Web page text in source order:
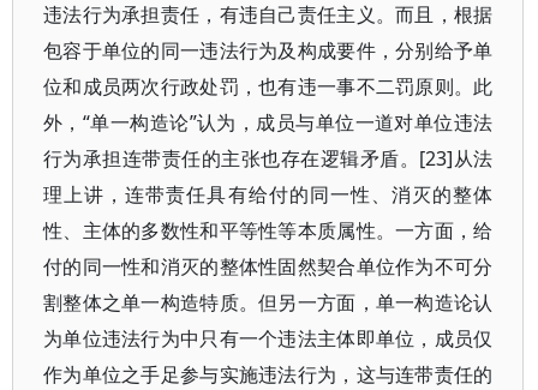
违法行为承担责任，有违自己责任主义。而且，根据
包容于单位的同一违法行为及构成要件，分别给予单
位和成员两次行政处罚，也有违一事不二罚原则。此
外，“单一构造论”认为，成员与单位一道对单位违法
行为承担连带责任的主张也存在逻辑矛盾。[23]从法
理上讲，连带责任具有给付的同一性、消灭的整体
性、主体的多数性和平等性等本质属性。一方面，给
付的同一性和消灭的整体性固然契合单位作为不可分
割整体之单一构造特质。但另一方面，单一构造论认
为单位违法行为中只有一个违法主体即单位，成员仅
作为单位之手足参与实施违法行为，这与连带责任的